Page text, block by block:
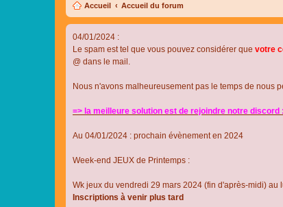
Accueil Accueil du forum
04/01/2024 :
Le spam est tel que vous pouvez considérer que votre
@ dans le mail.
Nous n'avons malheureusement pas le temps de nous
=> la meilleure solution est de rejoindre notre discord :
Au 04/01/2024 : prochain évènement en 2024
Week-end JEUX de Printemps :
Wk jeux du vendredi 29 mars 2024 (fin d'après-midi)
Inscriptions à venir plus tard